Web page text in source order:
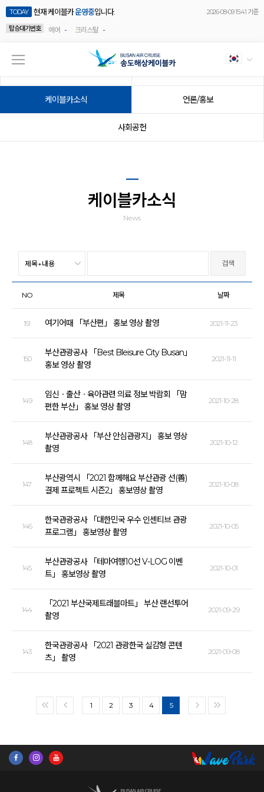
TODAY 현재 케이블카운영중입니다.
2026-08-09 15:41 기준
탑승대기번호
에어 - 크리스탈 -
케이블카소식 언론/홍보
사회공헌
케이블카소식
News
NO 제목 날짜
151 여기어때 「부산편」 홍보 영상 촬영 2021-11-23
150
부산관광공사 「Best Bleisure City Busan」
홍보 영상 촬영
2021-11-11
149
임신ㆍ출산ㆍ육아관련 의료 정보 박람회 「맘
편한 부산」 홍보 영상 촬영
2021-10-28
148
부산관광공사 「부산 안심관광지」 홍보 영상
촬영
2021-10-12
147
부산광역시 「2021 함께해요 부산관광 선(善)
결제 프로젝트 시즌2」 홍보영상 촬영
2021-10-08
146
한국관광공사 「대한민국 우수 인센티브 관광
프로그램」 홍보영상 촬영
2021-10-05
145
부산관광공사 「테마여행10선 V-LOG 이벤
트」 홍보영상 촬영
2021-10-01
144
「2021 부산국제트래블마트」 부산 랜선투어
촬영
2021-09-29
143
한국관광공사 「2021 관광한국 실감형 콘텐
츠」 촬영
2021-09-08
<< < 1 2 3 4 5 > >>